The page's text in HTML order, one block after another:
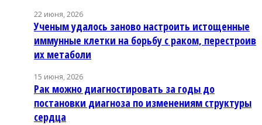
22 июня, 2026
Ученым удалось заново настроить истощенные
иммунные клетки на борьбу с раком, перестроив
их метаболи
15 июня, 2026
Рак можно диагностировать за годы до
постановки диагноза по изменениям структуры
сердца